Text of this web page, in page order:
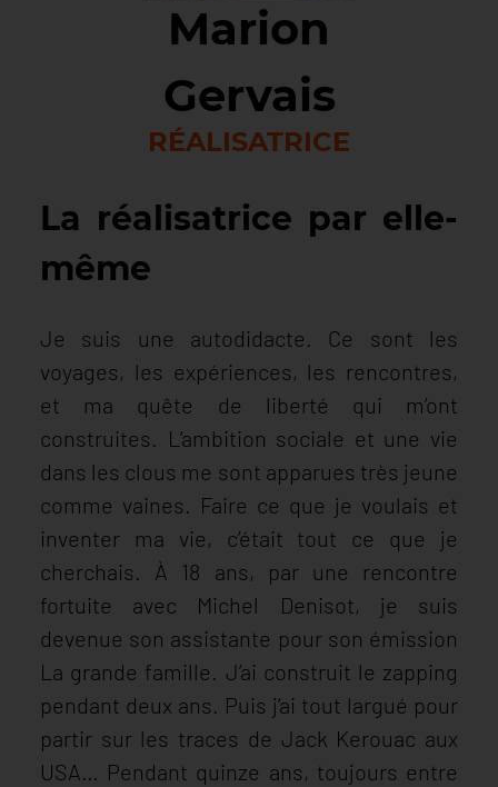
Marion
Gervais
RÉALISATRICE
La réalisatrice par elle-
même
Je suis une autodidacte. Ce sont les
voyages, les expériences, les rencontres,
et ma quête de liberté qui m’ont
construites. L’ambition sociale et une vie
dans les clous me sont apparues très jeune
comme vaines. Faire ce que je voulais et
inventer ma vie, c’était tout ce que je
cherchais. À 18 ans, par une rencontre
fortuite avec Michel Denisot, je suis
devenue son assistante pour son émission
La grande famille. J’ai construit le zapping
pendant deux ans. Puis j’ai tout largué pour
partir sur les traces de Jack Kerouac aux
USA… Pendant quinze ans, toujours entre